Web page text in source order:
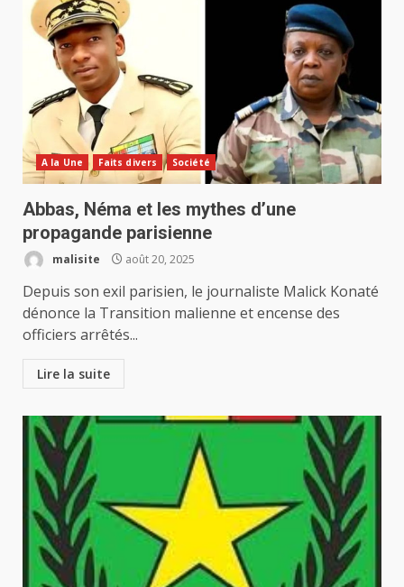
A la Une Faits divers Société
Abbas, Néma et les mythes d’une
propagande parisienne
malisite août 20, 2025
Depuis son exil parisien, le journaliste Malick Konaté
dénonce la Transition malienne et encense des
officiers arrêtés...
Lire la suite